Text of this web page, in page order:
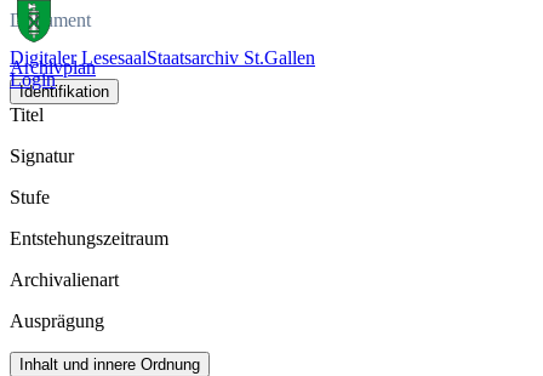
Digitaler LesesaalStaatsarchiv St.Gallen
Login
Dokument
Archivplan
Identifikation
Titel
Signatur
Stufe
Entstehungszeitraum
Archivalienart
Ausprägung
Inhalt und innere Ordnung